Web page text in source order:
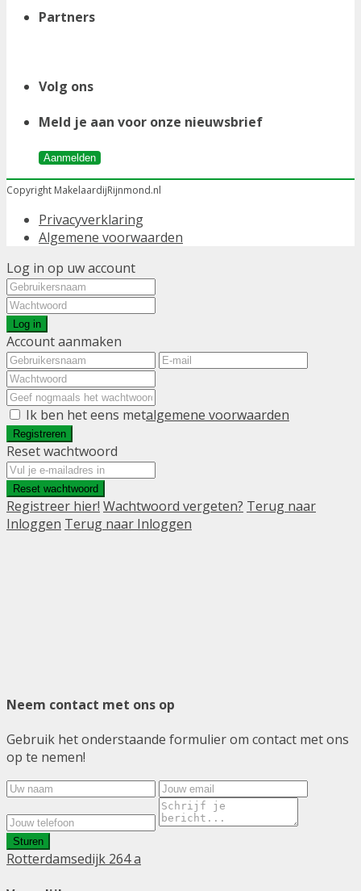
Partners
Volg ons
Meld je aan voor onze nieuwsbrief
Aanmelden
Copyright MakelaardijRijnmond.nl
Privacyverklaring
Algemene voorwaarden
Log in op uw account
Log in
Account aanmaken
Ik ben het eens metalgemene voorwaarden
Registreren
Reset wachtwoord
Reset wachtwoord
Registreer hier! Wachtwoord vergeten? Terug naar
Inloggen Terug naar Inloggen
Neem contact met ons op
Gebruik het onderstaande formulier om contact met ons
op te nemen!
Sturen
Rotterdamsedijk 264 a